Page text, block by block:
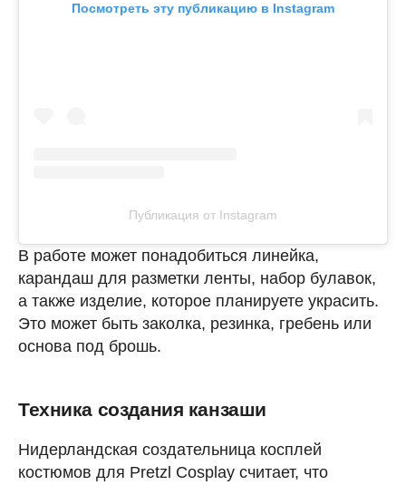
Посмотреть эту публикацию в Instagram
Публикация от Instagram
В работе может понадобиться линейка,
карандаш для разметки ленты, набор булавок,
а также изделие, которое планируете украсить.
Это может быть заколка, резинка, гребень или
основа под брошь.
Техника создания канзаши
Нидерландская создательница косплей
костюмов для Pretzl Cosplay считает, что